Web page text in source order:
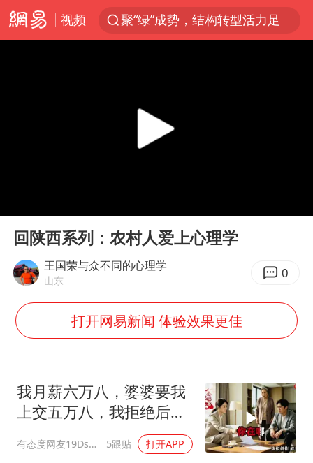
视频
聚“绿”成势，结构转型活力足
多地要求领导干部带头休假
中国五箭齐发反制美国
《歌手》歌王之战帮唱嘉宾官宣
要给全体职工“应休尽休”的底气
空调发明出来竟然不是为了给人降温
Play
回陕西系列：农村人爱上心理学
王国荣与众不同的心理学
山东 0
打开网易新闻 体验效果更佳
我月薪六万八，婆婆要我
上交五万八，我拒绝后她
换了门锁，12天后我决意
离婚
有态度网友19Dsym 5跟贴 打开APP